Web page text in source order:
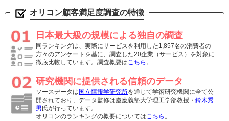
オリコン顧客満足度調査の特徴
日本最大級の規模による独自の調査
同ランキングは、実際にサービスを利用した1,857名の消費者の
方々のアンケートを基に、調査した20企業（サービス）を対象に
徹底比較しています。調査概要はこちら 。
研究機関に提供される信頼のデータ
ソースデータは 国立情報学研究所を通じて学術研究機関に全て公
開されており、データ監修は慶應義塾大学理工学部教授・ 鈴木秀
男 氏が行っています。
オリコンのランキングの概要についてはこちら 。